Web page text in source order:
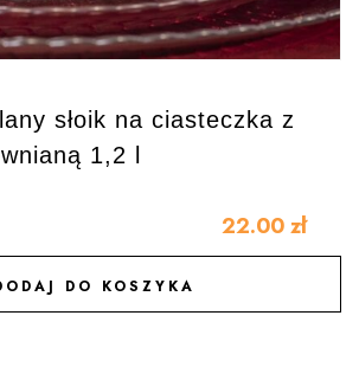
słoik na ciasteczka z
1,2 l
22.00 zł
DO KOSZYKA
DO ULUBIONYCH